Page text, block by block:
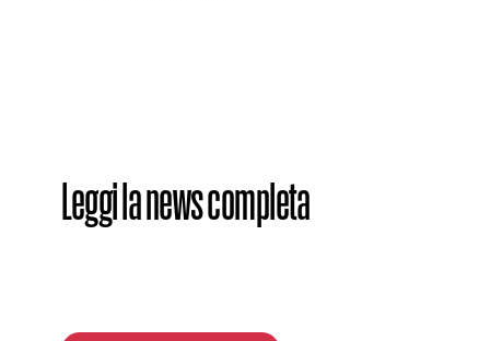
Leggi la news completa